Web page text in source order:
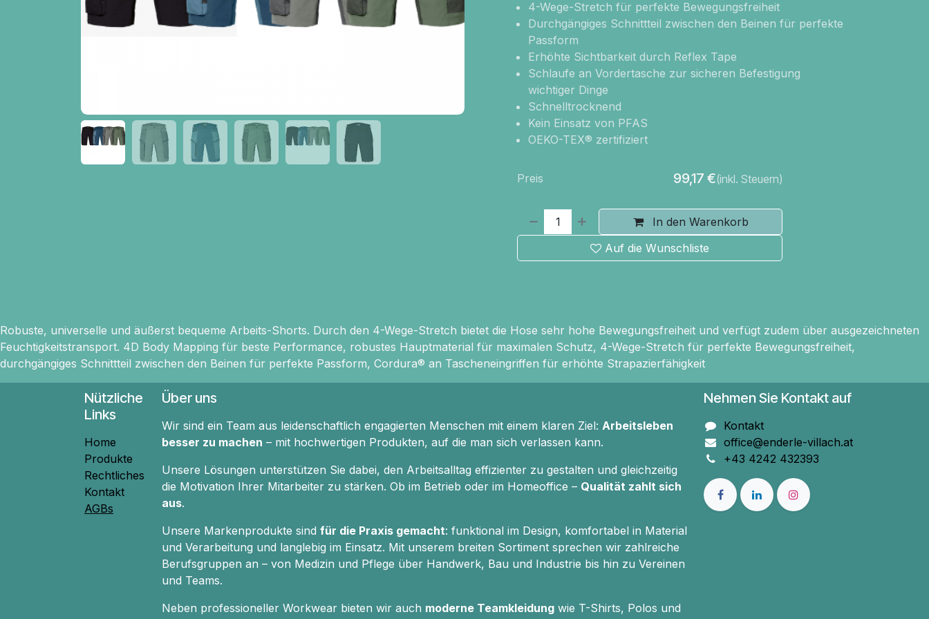
4-Wege-Stretch für perfekte Bewegungsfreiheit
Durchgängiges Schnittteil zwischen den Beinen für perfekte
Passform
Erhöhte Sichtbarkeit durch Reflex Tape
Schlaufe an Vordertasche zur sicheren Befestigung
wichtiger Dinge
Schnelltrocknend
Kein Einsatz von PFAS
OEKO-TEX® zertifiziert
In den Warenkorb
Auf die Wunschliste
Preis 99,17 €(inkl. Steuern)
Robuste, universelle und äußerst bequeme Arbeits-Shorts. Durch den 4-Wege-Stretch bietet die Hose sehr hohe Bewegungsfreiheit und verfügt zudem über ausgezeichneten
Feuchtigkeitstransport. 4D Body Mapping für beste Performance, robustes Hauptmaterial für maximalen Schutz, 4-Wege-Stretch für perfekte Bewegungsfreiheit,
durchgängiges Schnittteil zwischen den Beinen für perfekte Passform, Cordura® an Tascheneingriffen für erhöhte Strapazierfähigkeit
Über uns
Wir sind ein Team aus leidenschaftlich engagierten Menschen mit einem klaren Ziel: Arbeitsleben
besser zu machen – mit hochwertigen Produkten, auf die man sich verlassen kann.
Unsere Lösungen unterstützen Sie dabei, den Arbeitsalltag effizienter zu gestalten und gleichzeitig
die Motivation Ihrer Mitarbeiter zu stärken. Ob im Betrieb oder im Homeoffice – Qualität zahlt sich
aus.
Unsere Markenprodukte sind für die Praxis gemacht: funktional im Design, komfortabel in Material
und Verarbeitung und langlebig im Einsatz. Mit unserem breiten Sortiment sprechen wir zahlreiche
Berufsgruppen an – von Medizin und Pflege über Handwerk, Bau und Industrie bis hin zu Vereinen
und Teams.
Neben professioneller Workwear bieten wir auch moderne Teamkleidung wie T-Shirts, Polos und
Nehmen Sie Kontakt auf
Kontakt
office@enderle-villach.at
+43 4242 432393
Nützliche
Links
Home
Produkte
Rechtliches
Kontakt
AGBs